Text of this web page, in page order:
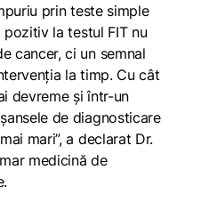
prin teste simple
la testul FIT nu
cancer, ci un semnal
la timp. Cu cât
devreme și într-un
de diagnosticare
mari”, a declarat Dr.
medicină de